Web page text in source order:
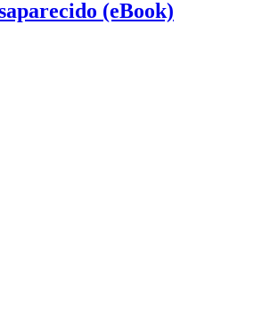
(eBook)